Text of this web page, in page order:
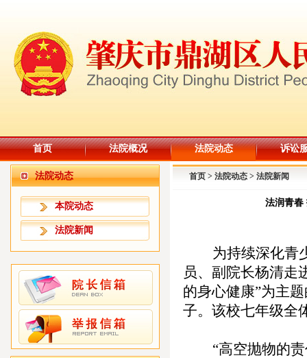
首页 法院概况 法院动态 诉讼
法院动态
本院动态
法院新闻
首页 > 法院动态 > 法院新闻
法润青春
为持续深化青
员、副院长杨清走
的身心健康”为主
子。 该校七年级全
“高空抛物的